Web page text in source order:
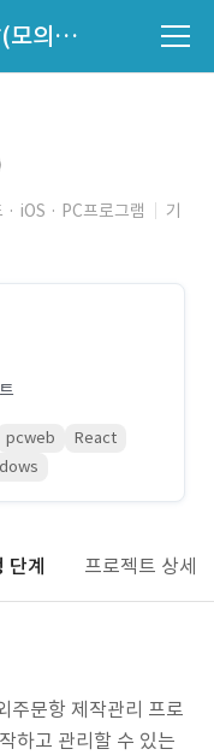
문제은행 TMS 개발(모의고사)
· iOS · PC프로그램
기
pcweb
React
단계 프로젝트 상세
주문항 제작관리 프로
하고 관리할 수 있는